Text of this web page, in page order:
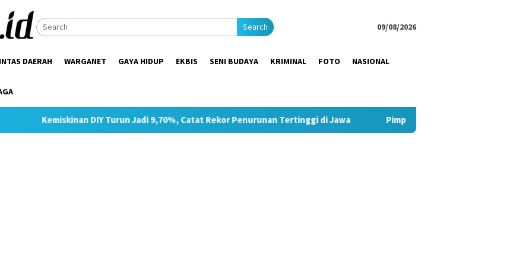
Search 09/08/2026
DAERAH WARGANET GAYA HIDUP EKBIS SENI BUDAYA KRIMINAL FOTO NASIONAL
DIY Turun Jadi 9,70%, Catat Rekor Penurunan Tertinggi di Jawa Pimpin Strategi Komunikasi JNE, Kurnia Nugraha